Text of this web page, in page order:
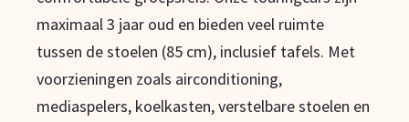
maximaal 3 jaar oud en bieden veel ruimte
tussen de stoelen (85 cm), inclusief tafels. Met
voorzieningen zoals airconditioning,
mediaspelers, koelkasten, verstelbare stoelen en